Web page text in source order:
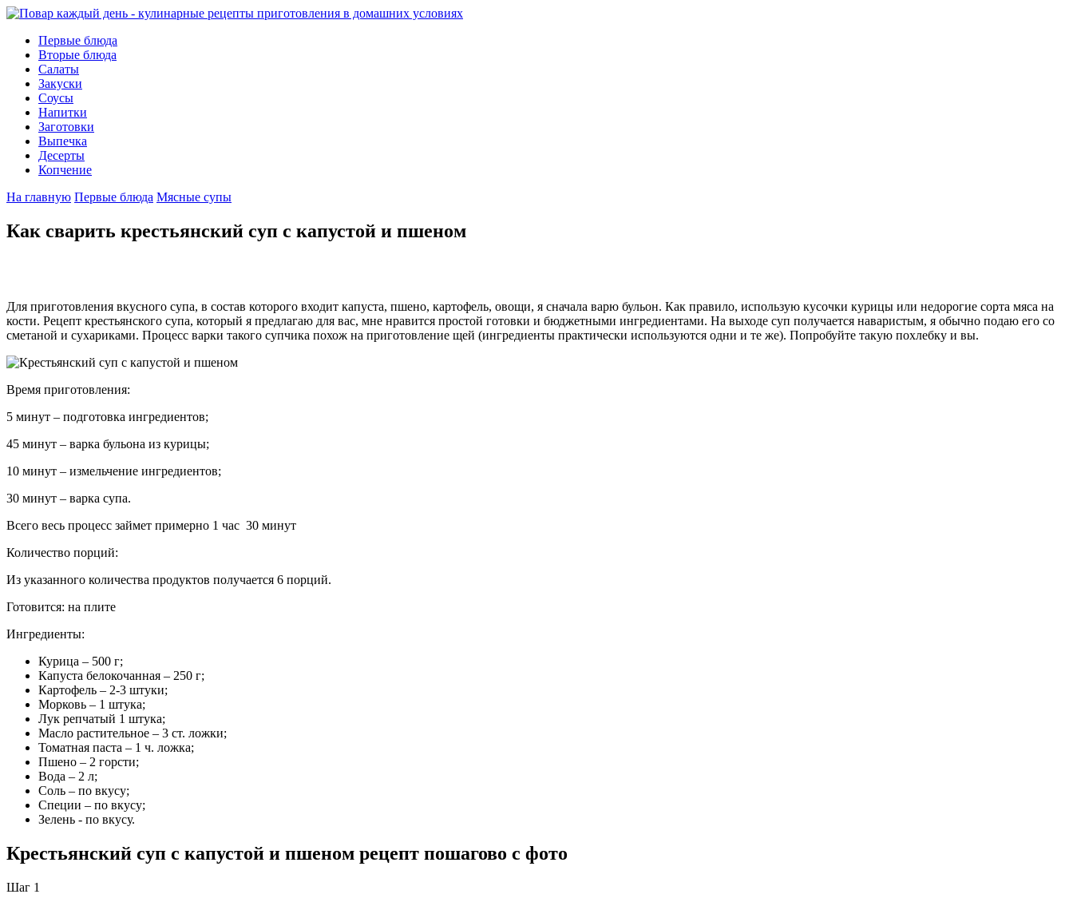
Первые блюда
Вторые блюда
Салаты
Закуски
Соусы
Напитки
Заготовки
Выпечка
Десерты
Копчение
На главную Первые блюда Мясные супы
Как сварить крестьянский суп с капустой и пшеном
Для приготовления вкусного супа, в состав которого входит капуста, пшено, картофель, овощи, я сначала варю бульон. Как правило, использую кусочки курицы или недорогие сорта мяса на
кости. Рецепт крестьянского супа, который я предлагаю для вас, мне нравится простой готовки и бюджетными ингредиентами. На выходе суп получается наваристым, я обычно подаю его со
сметаной и сухариками. Процесс варки такого супчика похож на приготовление щей (ингредиенты практически используются одни и те же). Попробуйте такую похлебку и вы.
Время приготовления:
5 минут – подготовка ингредиентов;
45 минут – варка бульона из курицы;
10 минут – измельчение ингредиентов;
30 минут – варка супа.
Всего весь процесс займет примерно 1 час 30 минут
Количество порций:
Из указанного количества продуктов получается 6 порций.
Готовится: на плите
Ингредиенты:
Курица – 500 г;
Капуста белокочанная – 250 г;
Картофель – 2-3 штуки;
Морковь – 1 штука;
Лук репчатый 1 штука;
Масло растительное – 3 ст. ложки;
Томатная паста – 1 ч. ложка;
Пшено – 2 горсти;
Вода – 2 л;
Соль – по вкусу;
Специи – по вкусу;
Зелень - по вкусу.
Крестьянский суп с капустой и пшеном рецепт пошагово с фото
Шаг 1